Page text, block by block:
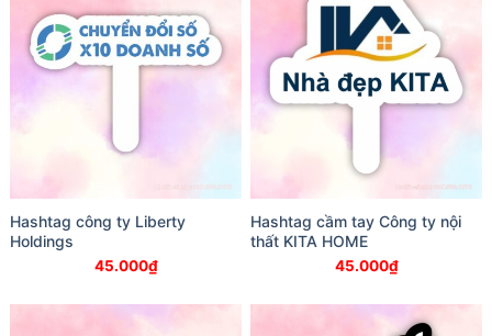
Hashtag công ty Liberty
Holdings
45.000₫
Hashtag cầm tay Công ty nội
thất KITA HOME
45.000₫